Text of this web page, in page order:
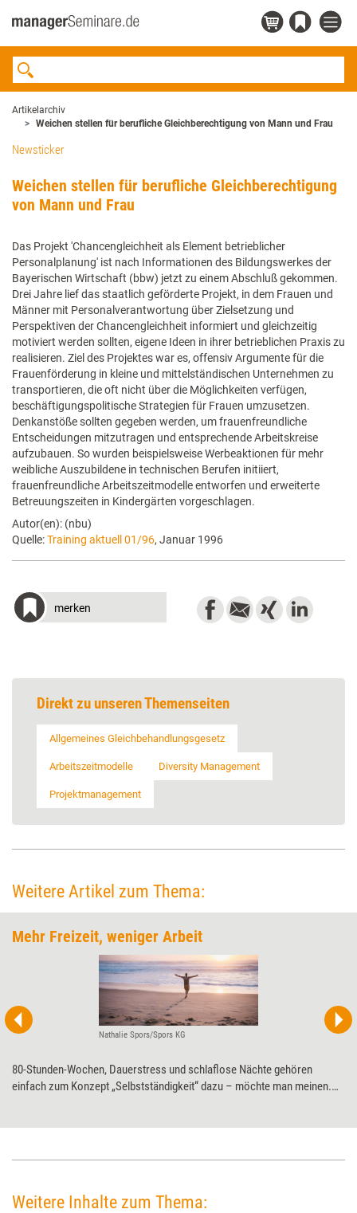
Artikelarchiv
Weichen stellen für berufliche Gleichberechtigung von Mann und Frau
Newsticker
Weichen stellen für berufliche Gleichberechtigung
von Mann und Frau
Das Projekt 'Chancengleichheit als Element betrieblicher
Personalplanung' ist nach Informationen des Bildungswerkes der
Bayerischen Wirtschaft (bbw) jetzt zu einem Abschluß gekommen.
Drei Jahre lief das staatlich geförderte Projekt, in dem Frauen und
Männer mit Personalverantwortung über Zielsetzung und
Perspektiven der Chancengleichheit informiert und gleichzeitig
motiviert werden sollten, eigene Ideen in ihrer betrieblichen Praxis zu
realisieren. Ziel des Projektes war es, offensiv Argumente für die
Frauenförderung in kleine und mittelständischen Unternehmen zu
transportieren, die oft nicht über die Möglichkeiten verfügen,
beschäftigungspolitische Strategien für Frauen umzusetzen.
Denkanstöße sollten gegeben werden, um frauenfreundliche
Entscheidungen mitzutragen und entsprechende Arbeitskreise
aufzubauen. So wurden beispielsweise Werbeaktionen für mehr
weibliche Auszubildene in technischen Berufen initiiert,
frauenfreundliche Arbeitszeitmodelle entworfen und erweiterte
Betreuungszeiten in Kindergärten vorgeschlagen.
Autor(en): (nbu)
Quelle:Training aktuell 01/96, Januar 1996
merken
Direkt zu unseren Themenseiten
Allgemeines Gleichbehandlungsgesetz
Arbeitszeitmodelle Diversity Management
Projektmanagement
Weitere Artikel zum Thema:
Mehr Freizeit, weniger Arbeit
Nathalie Spors/Spors KG
80-Stunden-Wochen, Dauerstress und schlaflose Nächte gehören
einfach zum Konzept „Selbstständigkeit“ dazu – möchte man meinen.
Weitere Inhalte zum Thema: